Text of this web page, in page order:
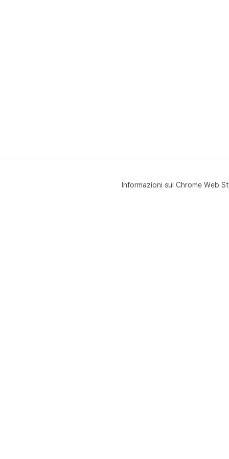
Informazioni sul Chrome Web